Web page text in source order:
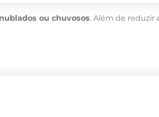
ou chuvosos. Além de reduzir